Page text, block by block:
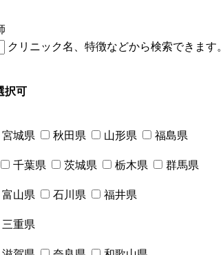
クリニック名、特徴などから検索できます。
択可
宮城県 秋田県 山形県
福島県
千葉県 茨城県 栃木県
群馬県
富山県 石川県
福井県
三重県